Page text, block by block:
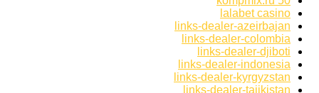
lalabet casino
links-dealer-azeirbajan
links-dealer-colombia
links-dealer-djiboti
links-dealer-indonesia
links-dealer-kyrgyzstan
links-dealer-tajikistan